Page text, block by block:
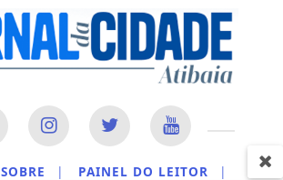
SOBRE | PAINEL DO LEITOR |